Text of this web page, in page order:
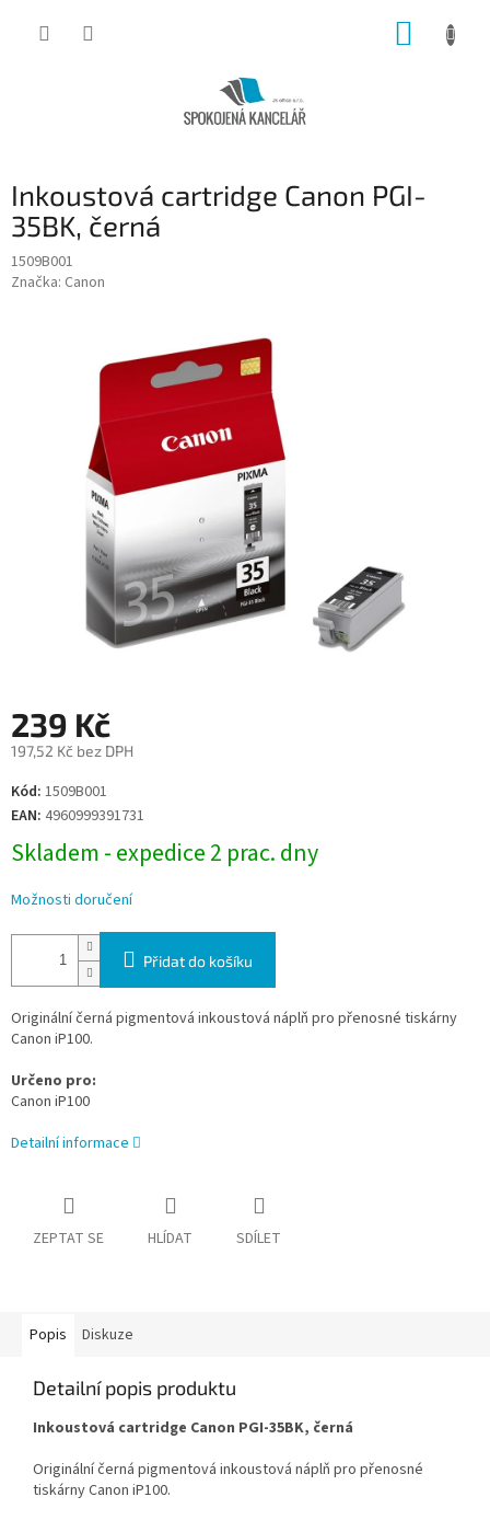
Inkoustová cartridge Canon PGI-
35BK, černá
1509B001
Značka: Canon
239 Kč
197,52 Kč bez DPH
Měrná
cena:
Kód: 1509B001
EAN: 4960999391731
Skladem - expedice 2 prac. dny
Možnosti doručení
Přidat do košíku
Originální černá pigmentová inkoustová náplň pro přenosné tiskárny
Canon iP100.
Určeno pro:
Canon iP100
Detailní informace
ZEPTAT SE HLÍDAT SDÍLET
Popis Diskuze
Detailní popis produktu
Inkoustová cartridge Canon PGI-35BK, černá
Originální černá pigmentová inkoustová náplň pro přenosné
tiskárny Canon iP100.